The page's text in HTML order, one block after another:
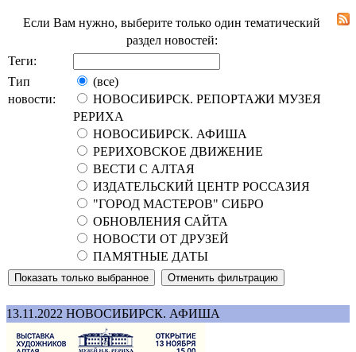
Если Вам нужно, выберите только один тематический
раздел новостей:
Теги:
Тип
новости:
(все)
НОВОСИБИРСК. РЕПОРТАЖИ МУЗЕЯ
РЕРИХА
НОВОСИБИРСК. АФИША
РЕРИХОВСКОЕ ДВИЖЕНИЕ
ВЕСТИ С АЛТАЯ
ИЗДАТЕЛЬСКИЙ ЦЕНТР РОССАЗИЯ
"ГОРОД МАСТЕРОВ" СИБРО
ОБНОВЛЕНИЯ САЙТА
НОВОСТИ ОТ ДРУЗЕЙ
ПАМЯТНЫЕ ДАТЫ
13.11.2022 НОВОСИБИРСК. АФИША